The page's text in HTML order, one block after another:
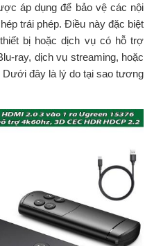
áp dụng để bảo vệ các nội
trái phép. Điều này đặc biệt
bị hoặc dịch vụ có hỗ trợ
ray, dịch vụ streaming, hoặc
đây là lý do tại sao tương